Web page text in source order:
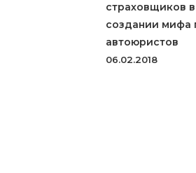
страховщиков в
создании мифа
автоюристов
06.02.2018